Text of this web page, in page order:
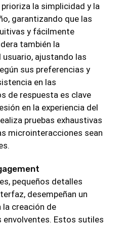
la simplicidad y la
garantizando que las
y fácilmente
también la
ajustando las
sus preferencias y
en las
de respuesta es clave
en la experiencia del
pruebas exhaustivas
microinteracciones sean
pequeños detalles
desempeñan un
la creación de
envolventes. Estos sutiles